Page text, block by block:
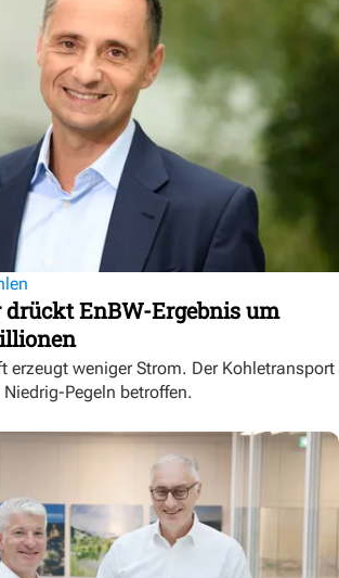
EnBW-Ergebnis um
erzeugt weniger Strom. Der Kohletransport
Pegeln betroffen.